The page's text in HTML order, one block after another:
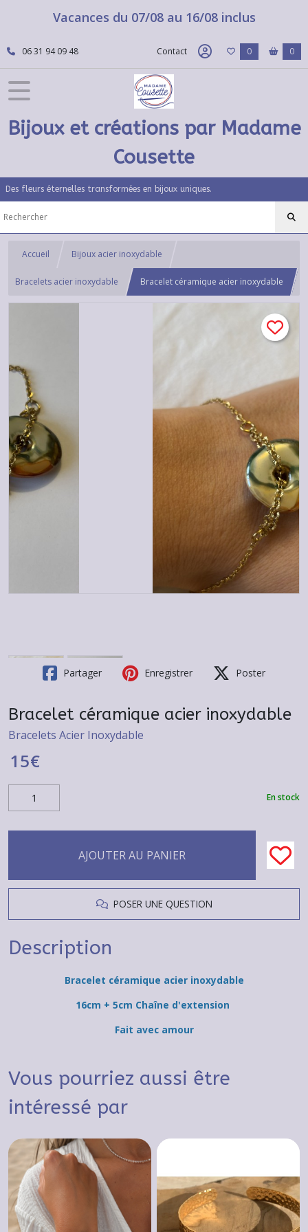
Vacances du 07/08 au 16/08 inclus
06 31 94 09 48 Contact 0 0
Bijoux et créations par Madame
Cousette
Des fleurs éternelles transformées en bijoux uniques.
Accueil Bijoux acier inoxydable
Bracelets acier inoxydable Bracelet céramique acier inoxydable
Partager Enregistrer Poster
Bracelet céramique acier inoxydable
Bracelets Acier Inoxydable
15€
En stock
AJOUTER AU PANIER
POSER UNE QUESTION
Description
Bracelet céramique acier inoxydable
16cm + 5cm Chaîne d'extension
Fait avec amour
Vous pourriez aussi être
intéressé par